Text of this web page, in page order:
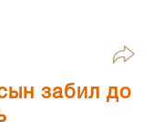
забил до